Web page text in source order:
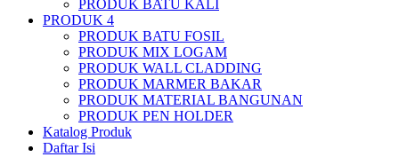
PRODUK BATU KALI
PRODUK 4
PRODUK BATU FOSIL
PRODUK MIX LOGAM
PRODUK WALL CLADDING
PRODUK MARMER BAKAR
PRODUK MATERIAL BANGUNAN
PRODUK PEN HOLDER
Katalog Produk
Daftar Isi